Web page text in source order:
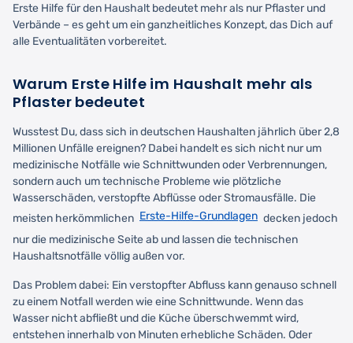
Erste Hilfe für den Haushalt bedeutet mehr als nur Pflaster und
Verbände – es geht um ein ganzheitliches Konzept, das Dich auf
alle Eventualitäten vorbereitet.
Warum Erste Hilfe im Haushalt mehr als
Pflaster bedeutet
Wusstest Du, dass sich in deutschen Haushalten jährlich über 2,8
Millionen Unfälle ereignen? Dabei handelt es sich nicht nur um
medizinische Notfälle wie Schnittwunden oder Verbrennungen,
sondern auch um technische Probleme wie plötzliche
Wasserschäden, verstopfte Abflüsse oder Stromausfälle. Die
meisten herkömmlichen Erste-Hilfe-Grundlagen decken jedoch
nur die medizinische Seite ab und lassen die technischen
Haushaltsnotfälle völlig außen vor.
Das Problem dabei: Ein verstopfter Abfluss kann genauso schnell
zu einem Notfall werden wie eine Schnittwunde. Wenn das
Wasser nicht abfließt und die Küche überschwemmt wird,
entstehen innerhalb von Minuten erhebliche Schäden. Oder